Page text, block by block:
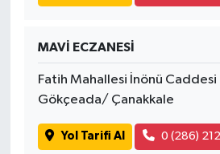
MAVİ ECZANESİ
Fatih Mahallesi İnönü
Gökçeada/ Çanakkale
Yol Tarifi Al 0 (286)